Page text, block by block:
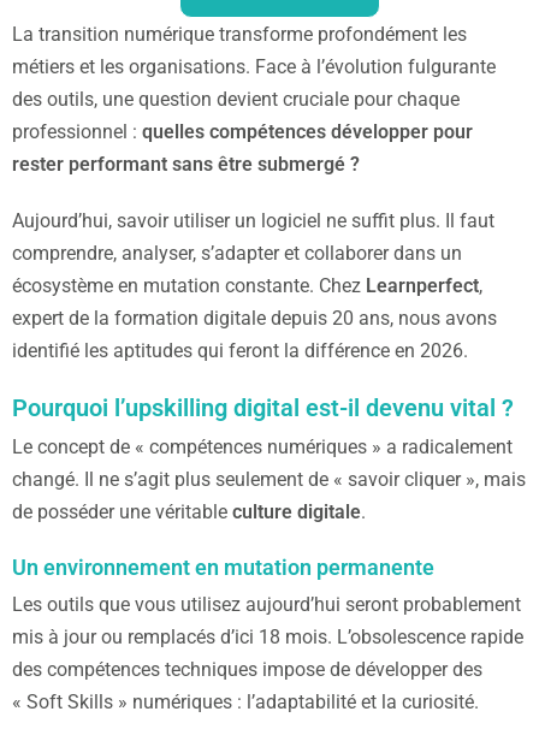
La transition numérique transforme profondément les
métiers et les organisations. Face à l’évolution fulgurante
des outils, une question devient cruciale pour chaque
professionnel : quelles compétences développer pour
rester performant sans être submergé ?
Aujourd’hui, savoir utiliser un logiciel ne suffit plus. Il faut
comprendre, analyser, s’adapter et collaborer dans un
écosystème en mutation constante. Chez Learnperfect,
expert de la formation digitale depuis 20 ans, nous avons
identifié les aptitudes qui feront la différence en 2026.
Pourquoi l’upskilling digital est-il devenu vital ?
Le concept de « compétences numériques » a radicalement
changé. Il ne s’agit plus seulement de « savoir cliquer », mais
de posséder une véritable culture digitale.
Un environnement en mutation permanente
Les outils que vous utilisez aujourd’hui seront probablement
mis à jour ou remplacés d’ici 18 mois. L’obsolescence rapide
des compétences techniques impose de développer des
« Soft Skills » numériques : l’adaptabilité et la curiosité.